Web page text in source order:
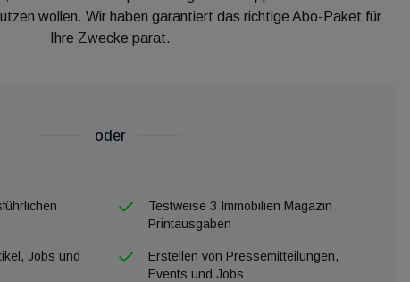
wollen. Wir haben garantiert das richtige Abo-Paket für
Ihre Zwecke parat.
oder
Testweise 3 Immobilien Magazin
Printausgaben
Jobs und
Erstellen von Pressemitteilungen,
Events und Jobs